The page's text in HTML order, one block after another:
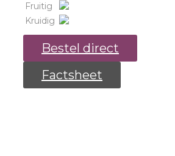
Fruitig
Kruidig
Bestel direct
Factsheet